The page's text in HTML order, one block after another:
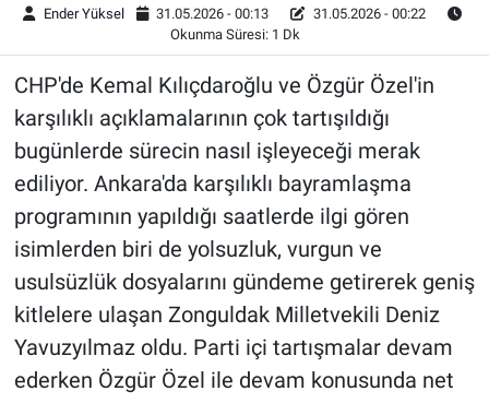
Ender Yüksel 31.05.2026 - 00:13
31.05.2026 - 00:22
Okunma Süresi: 1 Dk
CHP'de Kemal Kılıçdaroğlu ve Özgür Özel'in
karşılıklı açıklamalarının çok tartışıldığı
bugünlerde sürecin nasıl işleyeceği merak
ediliyor. Ankara'da karşılıklı bayramlaşma
programının yapıldığı saatlerde ilgi gören
isimlerden biri de yolsuzluk, vurgun ve
usulsüzlük dosyalarını gündeme getirerek geniş
kitlelere ulaşan Zonguldak Milletvekili Deniz
Yavuzyılmaz oldu. Parti içi tartışmalar devam
ederken Özgür Özel ile devam konusunda net